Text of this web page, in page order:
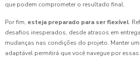
que podem comprometer o resultado final.
Por fim, esteja preparado para ser flexível.
desafios inesperados, desde atrasos em
mudanças nas condições do projeto. Manter
adaptável permitirá que você navegue por